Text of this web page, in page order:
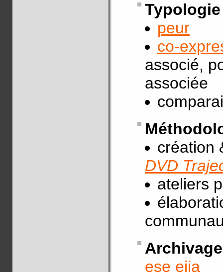
peur
co-
associé,
associée
création
DVD
ateliers
ese ejja